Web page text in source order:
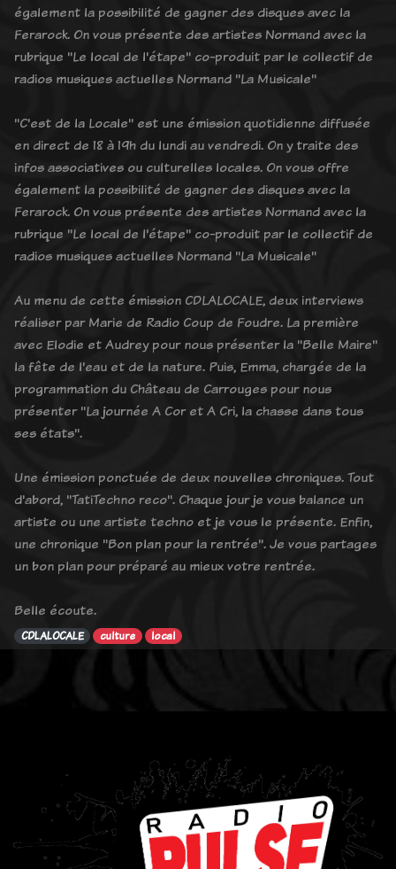
également la possibilité de gagner des disques avec la
Ferarock. On vous présente des artistes Normand avec la
rubrique "Le local de l'étape" co-produit par le collectif de
radios musiques actuelles Normand "La Musicale"
"C'est de la Locale" est une émission quotidienne diffusée
en direct de 18 à 19h du lundi au vendredi. On y traite des
infos associatives ou culturelles locales. On vous offre
également la possibilité de gagner des disques avec la
Ferarock. On vous présente des artistes Normand avec la
rubrique "Le local de l'étape" co-produit par le collectif de
radios musiques actuelles Normand "La Musicale"
Au menu de cette émission CDLALOCALE, deux interviews
réaliser par Marie de Radio Coup de Foudre. La première
avec Elodie et Audrey pour nous présenter la "Belle Maire"
la fête de l'eau et de la nature. Puis, Emma, chargée de la
programmation du Château de Carrouges pour nous
présenter "La journée A Cor et A Cri, la chasse dans tous
ses états".
Une émission ponctuée de deux nouvelles chroniques. Tout
d'abord, "TatiTechno reco". Chaque jour je vous balance un
artiste ou une artiste techno et je vous le présente. Enfin,
une chronique "Bon plan pour la rentrée". Je vous partages
un bon plan pour préparé au mieux votre rentrée.
Belle écoute.
CDLALOCALE culture local